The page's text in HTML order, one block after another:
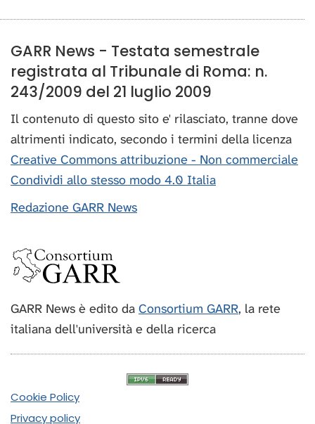
GARR News - Testata semestrale
registrata al Tribunale di Roma: n.
243/2009 del 21 luglio 2009
Il contenuto di questo sito e' rilasciato, tranne dove
altrimenti indicato, secondo i termini della licenza
Creative Commons attribuzione - Non commerciale
Condividi allo stesso modo 4.0 Italia
Redazione GARR News
GARR News è edito da Consortium GARR, la rete
italiana dell'università e della ricerca
Cookie Policy
Privacy policy